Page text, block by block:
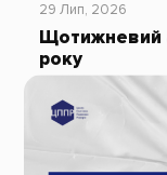
29 Лип, 2026
Щотижневий
року